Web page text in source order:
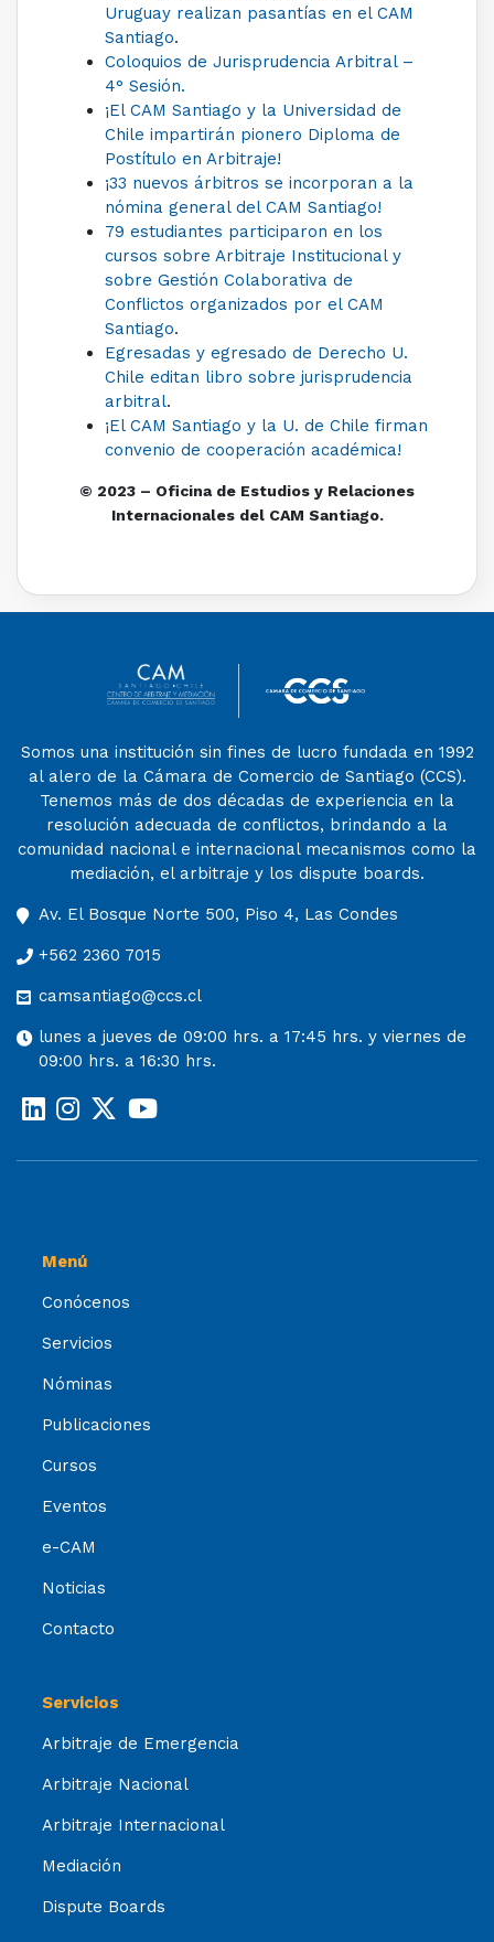
Uruguay realizan pasantías en el CAM
Santiago.
Coloquios de Jurisprudencia Arbitral –
4° Sesión.
¡El CAM Santiago y la Universidad de
Chile impartirán pionero Diploma de
Postítulo en Arbitraje!
¡33 nuevos árbitros se incorporan a la
nómina general del CAM Santiago!
79 estudiantes participaron en los
cursos sobre Arbitraje Institucional y
sobre Gestión Colaborativa de
Conflictos organizados por el CAM
Santiago.
Egresadas y egresado de Derecho U.
Chile editan libro sobre jurisprudencia
arbitral.
¡El CAM Santiago y la U. de Chile firman
convenio de cooperación académica!
© 2023 – Oficina de Estudios y Relaciones
Internacionales del CAM Santiago.
Somos una institución sin fines de lucro fundada en 1992
al alero de la Cámara de Comercio de Santiago (CCS).
Tenemos más de dos décadas de experiencia en la
resolución adecuada de conflictos, brindando a la
comunidad nacional e internacional mecanismos como la
mediación, el arbitraje y los dispute boards.
Av. El Bosque Norte 500, Piso 4, Las Condes
+562 2360 7015
camsantiago@ccs.cl
lunes a jueves de 09:00 hrs. a 17:45 hrs. y viernes de
09:00 hrs. a 16:30 hrs.
Menú
Conócenos
Servicios
Nóminas
Publicaciones
Cursos
Eventos
e-CAM
Noticias
Contacto
Servicios
Arbitraje de Emergencia
Arbitraje Nacional
Arbitraje Internacional
Mediación
Dispute Boards